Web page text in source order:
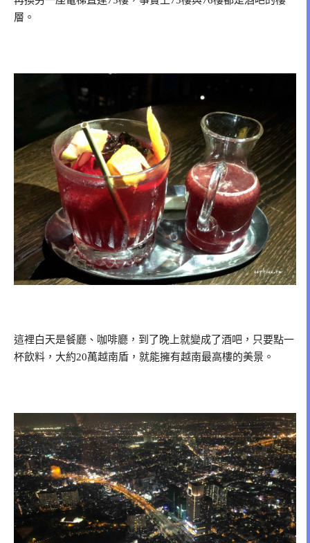
層。
這裡白天是餐廳、咖啡廳，到了晚上就變成了酒吧，只要點一
杯飲料，大約20萬越南盾，就能擁有越南最高樓的美景。